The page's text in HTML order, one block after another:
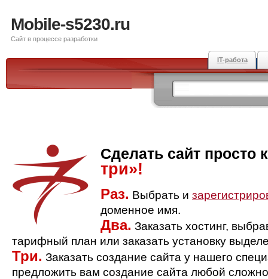
Mobile-s5230.ru
Сайт в процессе разработки
IT-работа
Сделать сайт просто
три»!
Раз. Выбрать и
доменное имя.
Два. Заказать хостинг,
тарифный план или заказать установку
Три. Заказать создание сайта у нашего
предложить вам создание сайта любой